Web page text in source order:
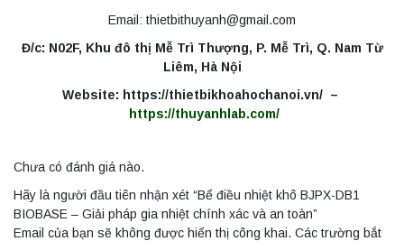
Email: thietbithuyanh@gmail.com
Đ/c: N02F, Khu đô thị Mễ Trì Thượng, P. Mễ Trì, Q. Nam Từ
Liêm, Hà Nội
Website: https://thietbikhoahochanoi.vn/ –
https://thuyanhlab.com/
Chưa có đánh giá nào.
Hãy là người đầu tiên nhận xét “Bể điều nhiệt khô BJPX-DB1
BIOBASE – Giải pháp gia nhiệt chính xác và an toàn”
Email của bạn sẽ không được hiển thị công khai. Các trường bắt